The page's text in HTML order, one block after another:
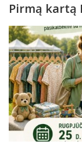
Pirmą kartą